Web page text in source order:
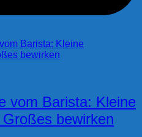
vom Barista: Kleine
bewirken